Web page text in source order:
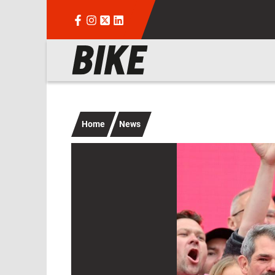
Navigazione principale
Home News